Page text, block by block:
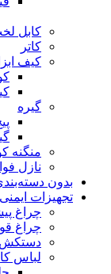
کابل
کاتر
کیف
گیره
منگنه
نازل
بدون
تجهیزات ایمنی
چراغ
چراغ
دستکش
لباس